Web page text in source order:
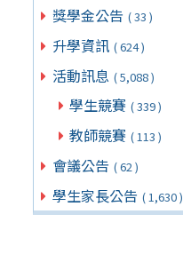
獎學金公告 ( 33 )
升學資訊 ( 624 )
活動訊息 ( 5,088 )
學生競賽 ( 339 )
教師競賽 ( 113 )
會議公告 ( 62 )
學生家長公告 ( 1,630 )